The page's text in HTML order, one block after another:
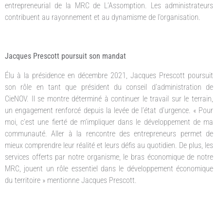
entrepreneurial de la MRC de L’Assomption. Les administrateurs
contribuent au rayonnement et au dynamisme de l’organisation.
Jacques Prescott poursuit son mandat
Élu à la présidence en décembre 2021, Jacques Prescott poursuit
son rôle en tant que président du conseil d’administration de
CieNOV. Il se montre déterminé à continuer le travail sur le terrain,
un engagement renforcé depuis la levée de l’état d’urgence. « Pour
moi, c’est une fierté de m’impliquer dans le développement de ma
communauté. Aller à la rencontre des entrepreneurs permet de
mieux comprendre leur réalité et leurs défis au quotidien. De plus, les
services offerts par notre organisme, le bras économique de notre
MRC, jouent un rôle essentiel dans le développement économique
du territoire » mentionne Jacques Prescott.